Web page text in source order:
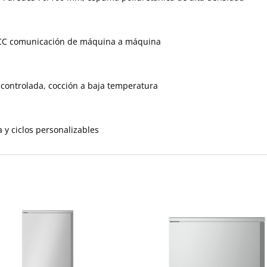
comunicación de máquina a máquina
cocción a baja temperatura
y ciclos personalizables